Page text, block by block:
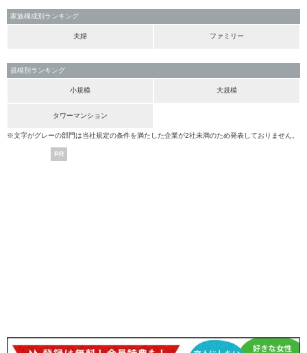
家族構成別ランキング
夫婦 ファミリー
規模別ランキング
小規模 大規模
タワーマンション
※文字がグレーの部門は当社規定の条件を満たした企業が2社未満のため発表しておりません。
PR